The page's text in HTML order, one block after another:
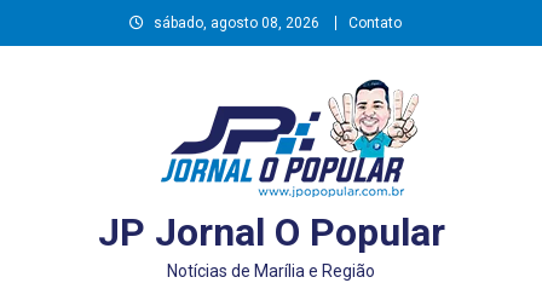
to
sábado, agosto 08, 2026 Contato
JP Jornal O Popular
Notícias de Marília e Região